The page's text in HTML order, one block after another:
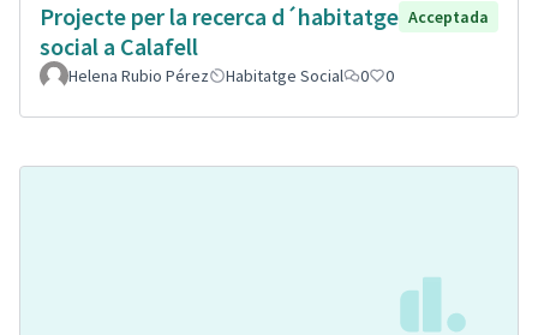
Projecte per la recerca d´habitatge
social a Calafell
Acceptada
Helena Rubio Pérez Habitatge Social 0 0